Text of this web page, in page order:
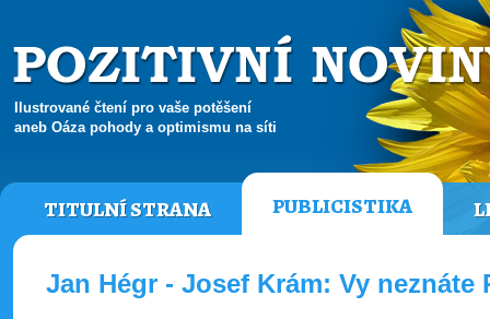
Ilustrované čtení pro vaše potěšení
aneb Oáza pohody a optimismu na síti
TITULNÍ STRANA PUBLICISTIKA
Jan Hégr - Josef Krám: Vy neznáte